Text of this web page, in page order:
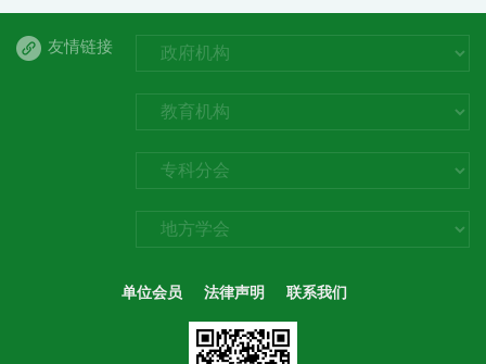
友情链接
单位会员 法律声明 联系我们